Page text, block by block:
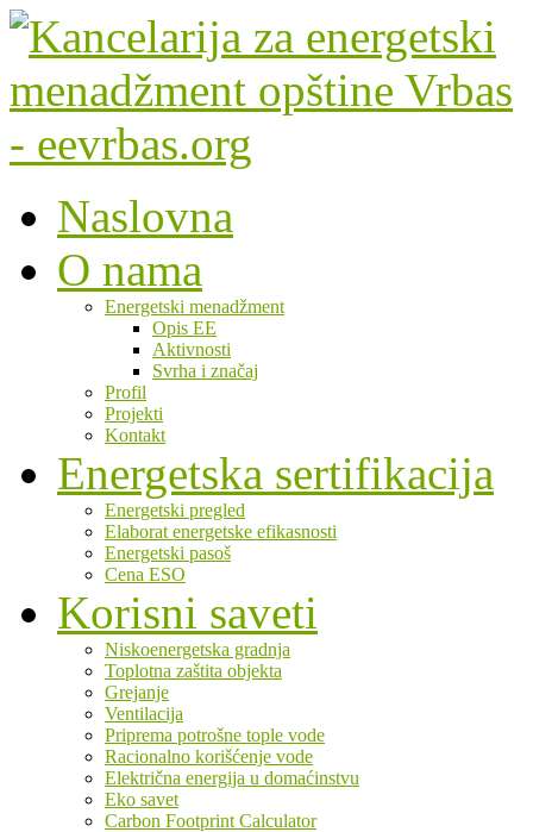
Naslovna
O nama
Energetski menadžment
Opis EE
Aktivnosti
Svrha i značaj
Profil
Projekti
Kontakt
Energetska sertifikacija
Energetski pregled
Elaborat energetske efikasnosti
Energetski pasoš
Cena ESO
Korisni saveti
Niskoenergetska gradnja
Toplotna zaštita objekta
Grejanje
Ventilacija
Priprema potrošne tople vode
Racionalno korišćenje vode
Električna energija u domaćinstvu
Eko savet
Carbon Footprint Calculator